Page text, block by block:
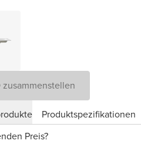
zusammenstellen
Produktspezifikationen
Preis?